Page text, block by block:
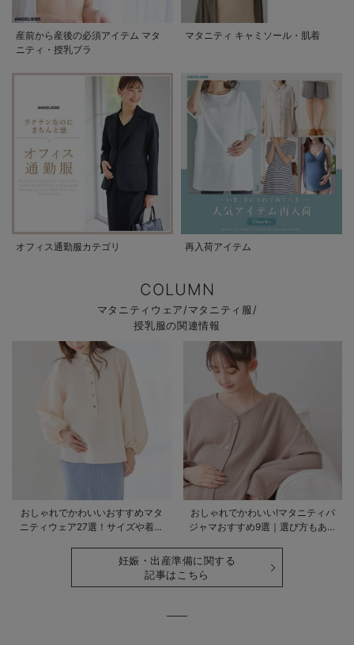
産前から産後の必須アイテム マタ
ニティ・授乳ブラ
マタニティ キャミソール・肌着
オフィス通勤服カテゴリ 再入荷アイテム
COLUMN
マタニティウェア/マタニティ服/
授乳服の関連情報
おしゃれでかわいいおすすめマタ
ニティウェア27選！サイズや着る
おしゃれでかわいい!マタニティパ
ジャマおすすめ9選｜選び方もあわ
妊娠・出産準備に関する
記事はこちら